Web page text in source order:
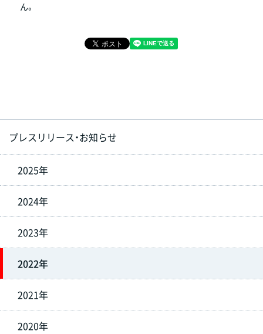
ん。
プレスリリース・お知らせ
2025年
2024年
2023年
2022年
2021年
2020年